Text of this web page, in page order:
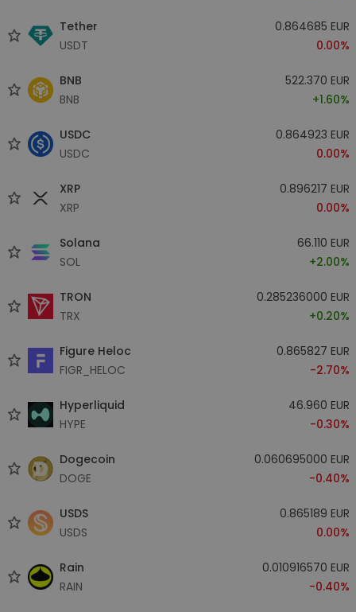
Tether
USDT
0.864685 EUR
0.00%
BNB
BNB
522.370 EUR
+1.60%
USDC
USDC
0.864923 EUR
0.00%
XRP
XRP
0.896217 EUR
0.00%
Solana
SOL
66.110 EUR
+2.00%
TRON
TRX
0.285236000 EUR
+0.20%
Figure Heloc
FIGR_HELOC
0.865827 EUR
-2.70%
Hyperliquid
HYPE
46.960 EUR
-0.30%
Dogecoin
DOGE
0.060695000 EUR
-0.40%
USDS
USDS
0.865189 EUR
0.00%
Rain
RAIN
0.010916570 EUR
-0.40%